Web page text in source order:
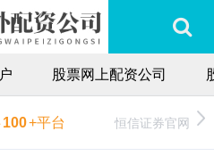
股票网上配资公司
100+平台 恒信证券官网